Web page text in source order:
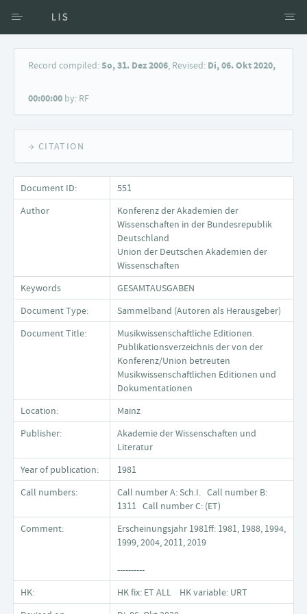
Access via Author
Keyword Search
Record compiled:So, 31. Dez 2006, Revised: Di, 06. Okt 2020,
00:00:00 by: RF
→ CITATION
Document ID:
551
Author
Konferenz der Akademien der
Wissenschaften in der Bundesrepublik
Deutschland
Union der Deutschen Akademien der
Wissenschaften
Keywords
GESAMTAUSGABEN
Document Type:
Sammelband (Autoren als Herausgeber)
Document Title:
Musikwissenschaftliche Editionen.
Publikationsverzeichnis der von der
Konferenz/Union betreuten
Musikwissenschaftlichen Editionen und
Dokumentationen
Location:
Mainz
Publisher:
Akademie der Wissenschaften und
Literatur
Year of publication:
1981
Call numbers:
Call number A: Sch.I. Call number B:
1311 Call number C: (ET)
Comment:
Erscheinungsjahr 1981ff: 1981, 1988, 1994,
1999, 2004, 2011, 2019
----------
HK:
HK fix: ET ALL HK variable: URT